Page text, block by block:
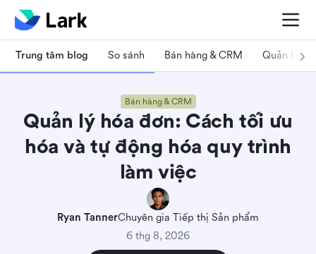
Trung tâm blog So sánh Bán hàng & CRM Quản lý dự
Bán hàng & CRM
Quản lý hóa đơn: Cách tối ưu
hóa và tự động hóa quy trình
làm việc
Ryan TannerChuyên gia Tiếp thị Sản phẩm
6 thg 8, 2026